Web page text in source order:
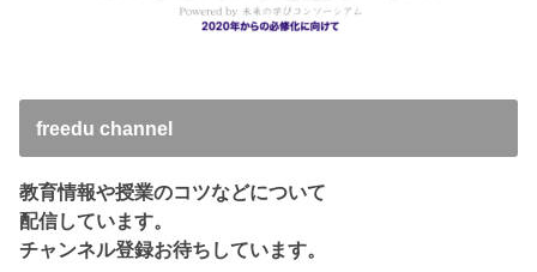
freedu channel
教育情報や授業のコツなどについて
配信しています。
チャンネル登録お待ちしています。